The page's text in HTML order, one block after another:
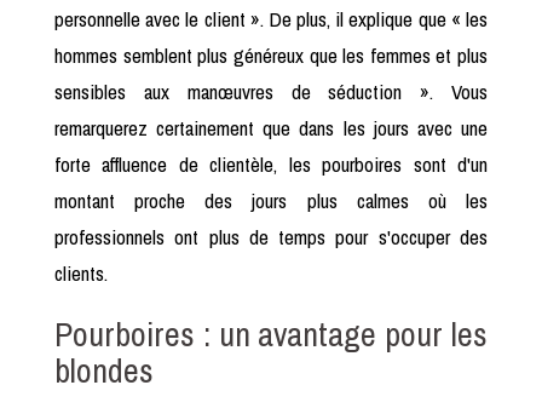
personnelle avec le client ». De plus, il explique que « les
hommes semblent plus généreux que les femmes et plus
sensibles aux manœuvres de séduction ». Vous
remarquerez certainement que dans les jours avec une
forte affluence de clientèle, les pourboires sont d'un
montant proche des jours plus calmes où les
professionnels ont plus de temps pour s'occuper des
clients.
Pourboires : un avantage pour les
blondes